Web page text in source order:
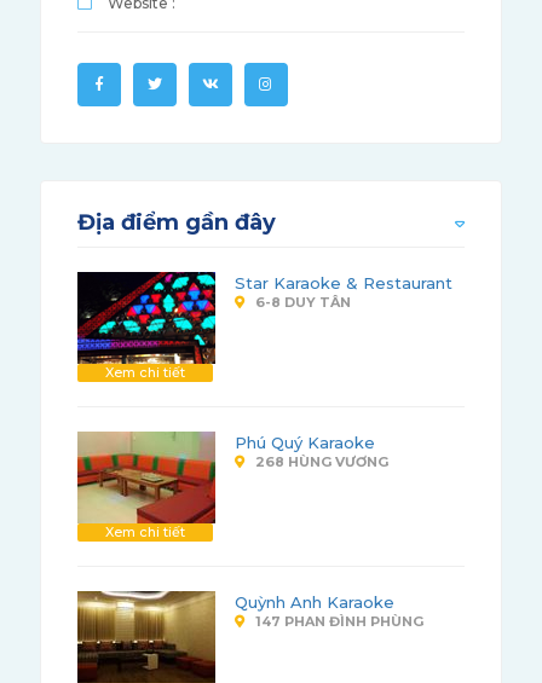
Địa điểm gần đây
Xem chi tiết
Star Karaoke & Restaurant
6-8 DUY TÂN
Xem chi tiết
Phú Quý Karaoke
268 HÙNG VƯƠNG
Quỳnh Anh Karaoke
147 PHAN ĐÌNH PHÙNG